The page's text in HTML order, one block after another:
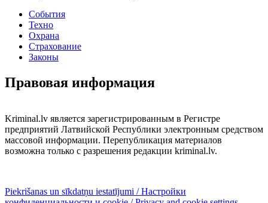
События
Техно
Охрана
Страхование
Законы
Правовая информация
Kriminal.lv является зарегистрированным в Регистре
предприятий Латвийской Республики электронным средством
массовой информации. Перепубликация материалов
возможна только с разрешения редакции kriminal.lv.
Piekrišanas un sīkdatņu iestatījumi / Настройки